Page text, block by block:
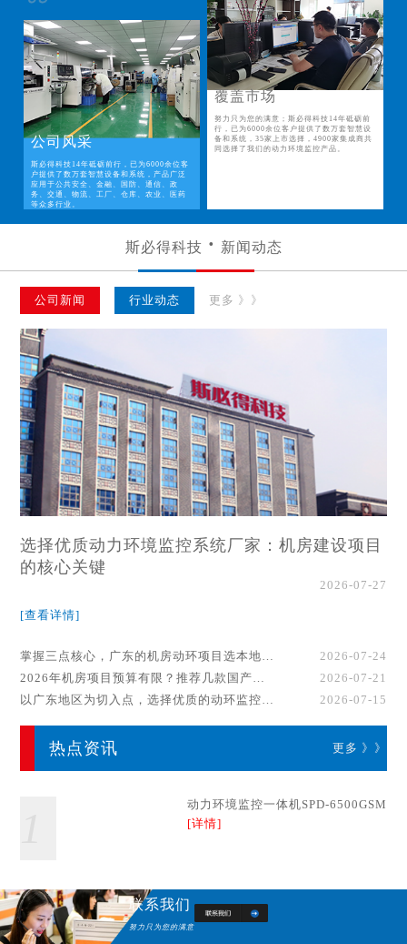
公司风采
斯必得科技14年砥砺前行，已为6000余位客
户提供了数万套智慧设备和系统，产品广泛
应用于公共安全、金融、国防、通信、政
务、交通、物流、工厂、仓库、农业、医药
等众多行业。
覆盖市场
努力只为您的满意；斯必得科技14年砥砺前
行，已为6000余位客户提供了数万套智慧设
备和系统，35家上市选择，4900家集成商共
同选择了我们的动力环境监控产品。
斯必得科技 新闻动态
公司新闻 行业动态 更多 》》
选择优质动力环境监控系统厂家：机房建设项目
的核心关键
2026-07-27
[查看详情]
掌握三点核心，广东的机房动环项目选本地厂家事半功倍！
2026-07-24
2026年机房项目预算有限？推荐几款国产动环监控系统品牌
2026-07-21
以广东地区为切入点，选择优质的动环监控系统厂家
2026-07-15
热点资讯 更多 》》
动力环境监控一体机SPD-6500GSM
[详情]
联系我们
努力只为您的满意